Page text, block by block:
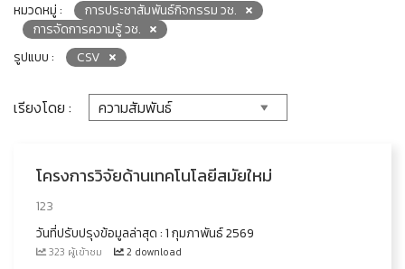
หมวดหมู่ :
การประชาสัมพันธ์กิจกรรม วช.
การจัดการความรู้ วช.
รูปแบบ :
CSV
เรียงโดย :
โครงการวิจัยด้านเทคโนโลยีสมัยใหม่
123
วันที่ปรับปรุงข้อมูลล่าสุด : 1 กุมภาพันธ์ 2569
323 ผู้เข้าชม 2 download